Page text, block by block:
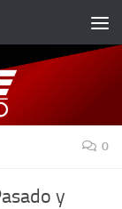
0
y